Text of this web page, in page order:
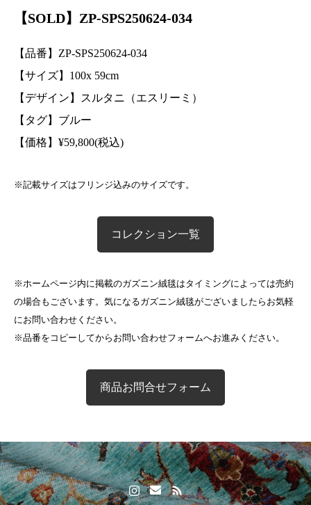
【SOLD】ZP-SPS250624-034
【品番】ZP-SPS250624-034
【サイズ】100x 59cm
【デザイン】スルタニ（エスリーミ）
【タグ】ブルー
【価格】 ¥59,800(税込)
※記載サイズはフリンジ込みのサイズです。
コレクション一覧
※ホームページ内に掲載のガズニン絨毯はタイミングによっては売約
の場合もございます。気になるガズニン絨毯がございましたらお気軽
にお問い合わせください。
※品番をコピーしてからお問い合わせフォームへお進みください。
商品お問合せフォーム